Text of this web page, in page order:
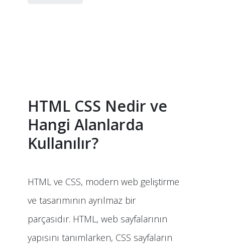
HTML CSS Nedir ve
Hangi Alanlarda
Kullanılır?
HTML ve CSS, modern web geliştirme
ve tasarımının ayrılmaz bir
parçasıdır. HTML, web sayfalarının
yapısını tanımlarken, CSS sayfaların